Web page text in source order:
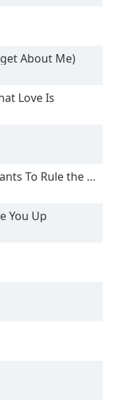
About Me)
Love Is
To Rule the World
You Up